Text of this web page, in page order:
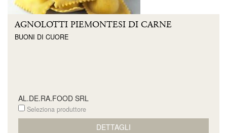
AGNOLOTTI PIEMONTESI DI CARNE
BUONI DI CUORE
AL.DE.RA.FOOD SRL
Seleziona produttore
DETTAGLI